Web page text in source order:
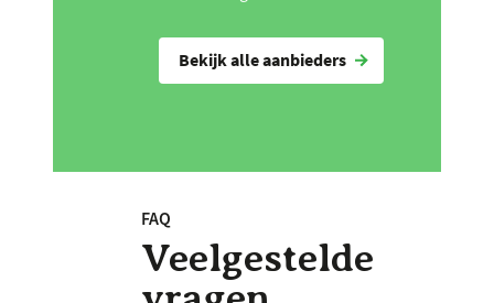
Bekijk alle aanbieders
FAQ
Veelgestelde